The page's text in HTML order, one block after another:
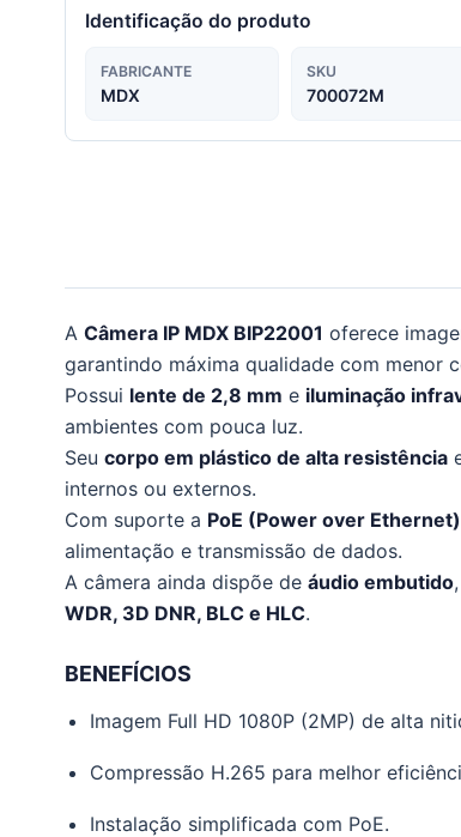
Identificação do produto
FABRICANTE
MDX
SKU
700072M
A Câmera IP MDX BIP22001 oferece
garantindo máxima qualidade com menor
Possui lente de 2,8 mm e iluminação
ambientes com pouca luz.
Seu corpo em plástico de alta resistência
internos ou externos.
Com suporte a PoE (Power over Ethernet)
alimentação e transmissão de dados.
A câmera ainda dispõe de áudio embutido,
WDR, 3D DNR, BLC e HLC.
BENEFÍCIOS
Imagem Full HD 1080P (2MP) de alta
Compressão H.265 para melhor
Instalação simplificada com PoE.